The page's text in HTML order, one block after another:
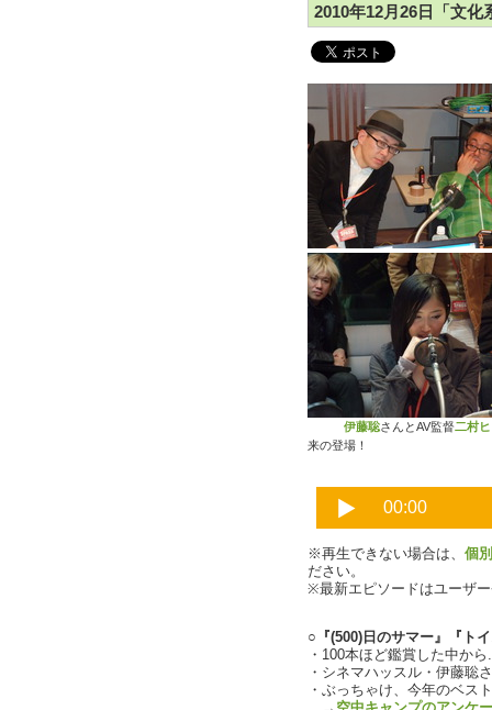
2010年12月26日「文化
伊藤聡さんとAV監督二村
来の登場！
※再生できない場合は、 個
ださい。
※最新エピソードはユーザ
○『(500)日のサマー』『ト
・100本ほど鑑賞した中か
・シネマハッスル・伊藤聡
・ぶっちゃけ、今年のベス